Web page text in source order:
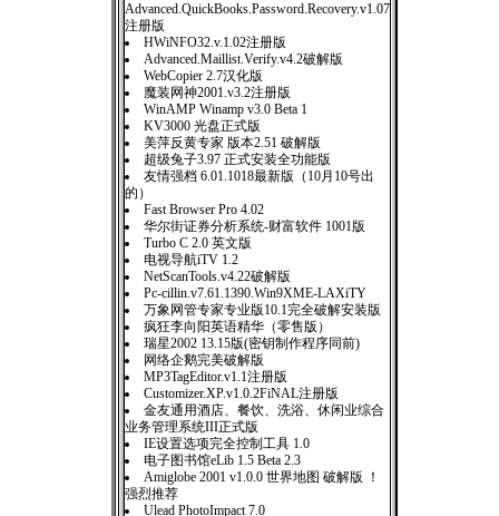
Advanced.QuickBooks.Password.Recovery.v1.07
注册版
HWiNFO32.v.1.02注册版
Advanced.Maillist.Verify.v4.2破解版
WebCopier 2.7汉化版
魔装网神2001.v3.2注册版
WinAMP Winamp v3.0 Beta 1
KV3000 光盘正式版
美萍反黄专家 版本2.51 破解版
超级兔子3.97 正式安装全功能版
友情强档 6.01.1018最新版（10月10号出
的）
Fast Browser Pro 4.02
华尔街证券分析系统-财富软件 1001版
Turbo C 2.0 英文版
电视导航iTV 1.2
NetScanTools.v4.22破解版
Pc-cillin.v7.61.1390.Win9XME-LAXiTY
万象网管专家专业版10.1完全破解安装版
疯狂李向阳英语精华（零售版）
瑞星2002 13.15版(密钥制作程序同前)
网络企鹅完美破解版
MP3TagEditor.v1.1注册版
Customizer.XP.v1.0.2FiNAL注册版
金友通用酒店、餐饮、洗浴、休闲业综合
业务管理系统III正式版
IE设置选项完全控制工具 1.0
电子图书馆eLib 1.5 Beta 2.3
Amiglobe 2001 v1.0.0 世界地图 破解版 ！
强烈推荐
Ulead PhotoImpact 7.0